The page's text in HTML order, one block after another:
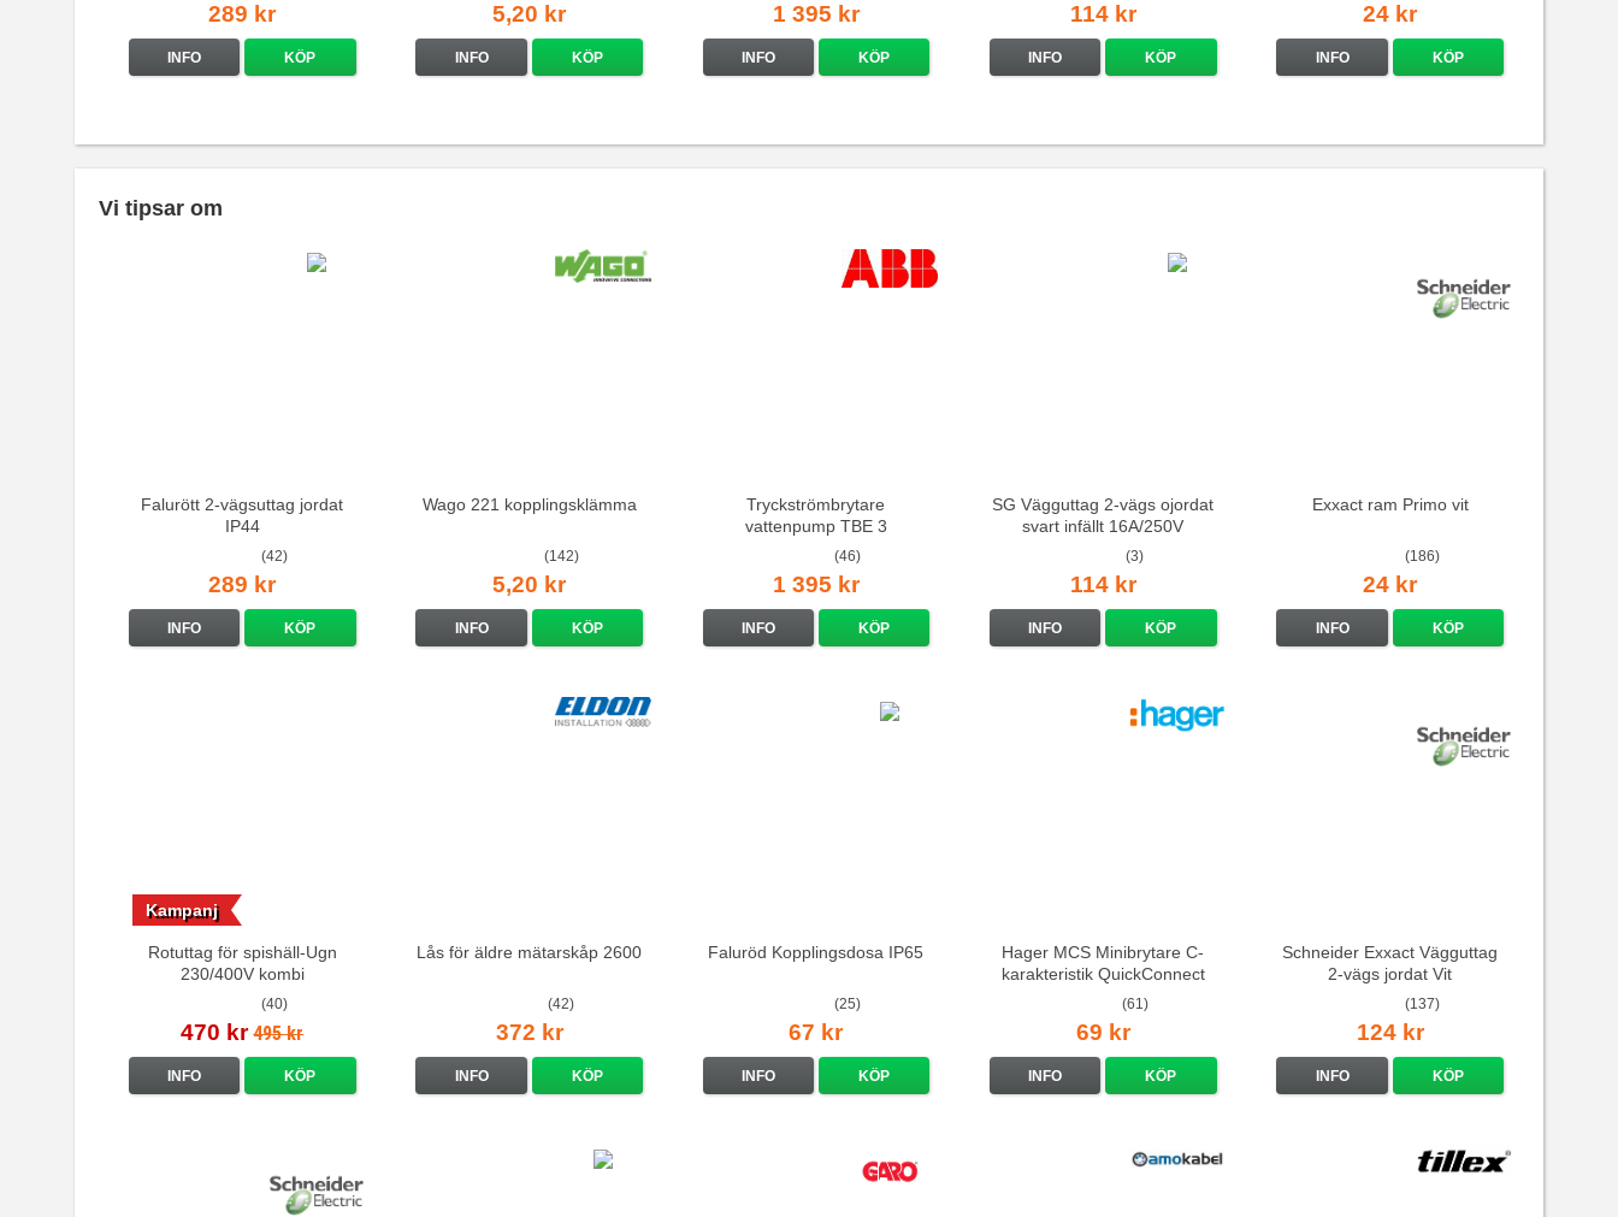
289 kr
INFO KÖP
5,20 kr
INFO KÖP
1 395 kr
INFO KÖP
114 kr
INFO KÖP
24 kr
INFO KÖP
Vi tipsar om
Falurött 2-vägsuttag jordat
IP44
(42)
289 kr
INFO KÖP
Wago 221 kopplingsklämma
(142)
5,20 kr
INFO KÖP
Tryckströmbrytare
vattenpump TBE 3
(46)
1 395 kr
INFO KÖP
SG Vägguttag 2-vägs ojordat
svart infällt 16A/250V
(3)
114 kr
INFO KÖP
Exxact ram Primo vit
(186)
24 kr
INFO KÖP
Rotuttag för spishäll-Ugn
230/400V kombi
(40)
Kampanj
470 kr 495 kr
INFO KÖP
Lås för äldre mätarskåp 2600
(42)
372 kr
INFO KÖP
Faluröd Kopplingsdosa IP65
(25)
67 kr
INFO KÖP
Hager MCS Minibrytare C-
karakteristik QuickConnect
(61)
69 kr
INFO KÖP
Schneider Exxact Vägguttag
2-vägs jordat Vit
standarduttag
(137)
124 kr
INFO KÖP